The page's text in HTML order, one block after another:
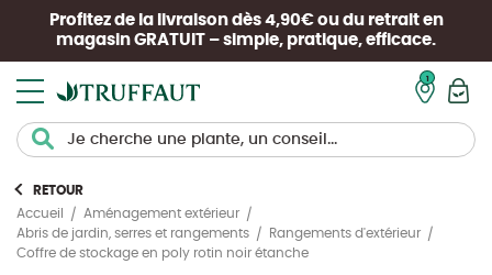
Profitez de la livraison dès 4,90€ ou du retrait en
magasin GRATUIT – simple, pratique, efficace.
RETOUR
Accueil
Aménagement extérieur
Abris de jardin, serres et rangements
Rangements d'extérieur
Coffre de stockage en poly rotin noir étanche